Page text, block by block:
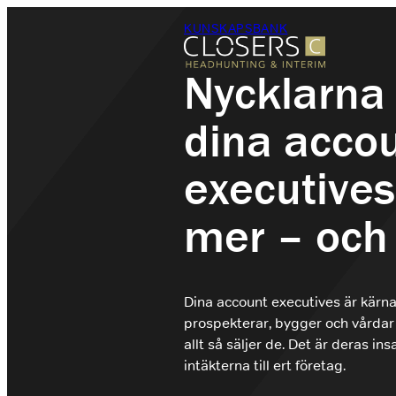
KUNSKAPSBANK
dina
mer –
Dina account executives är
prospekterar, bygger och
allt så säljer de. Det är deras
intäkterna till ert företag.